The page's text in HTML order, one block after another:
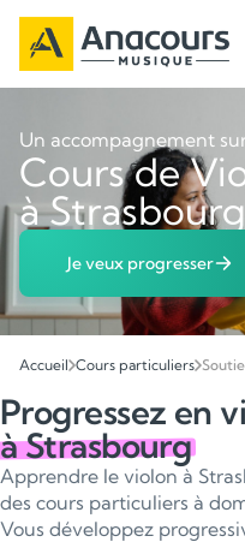
Un accompagnement
Cours de
à Strasbourg
Je veux progresser
Accueil Cours particuliers
Progressez en
à Strasbourg
Apprendre le violon à
des cours particuliers à
Vous développez